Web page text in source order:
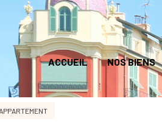
ACCUEIL NOS BIENS
APPARTEMENT